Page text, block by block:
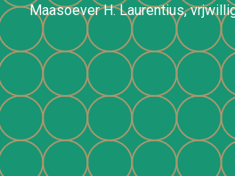
Maasoever H. Laurentius,